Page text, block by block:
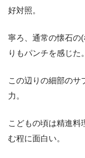
好対照。
寧ろ、通常の懐石の
りもパンチを感じた。
この辺りの細部のサ
力。
こどもの頃は精進料
む程に面白い。